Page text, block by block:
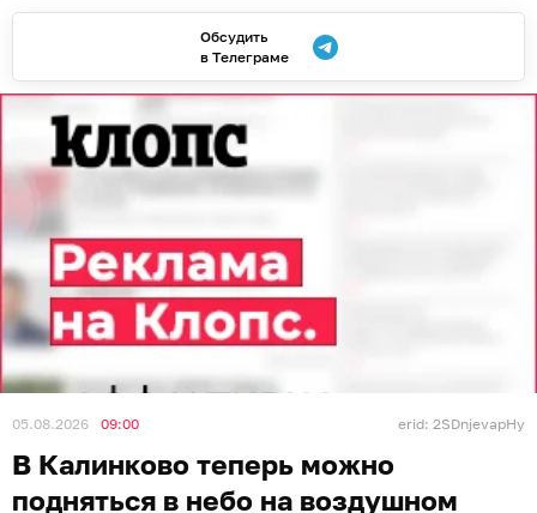
Обсудить
в Телеграме
05.08.2026 09:00 erid: 2SDnjevapHy
В Калинково теперь можно
подняться в небо на воздушном